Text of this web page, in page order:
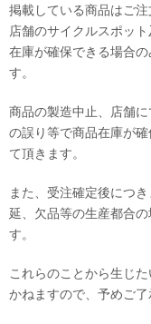
掲載している商品はご
店舗のサイクルスポッ
在庫が確保できる場合
す。
商品の製造中止、店舗
の誤り等で商品在庫が
て頂きます。
また、受注確定後につ
延、欠品等の生産都合
す。
これらのことから生じ
かねますので、予めご了